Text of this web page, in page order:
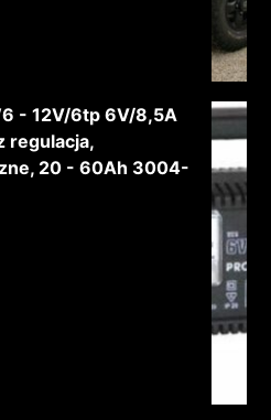
- 12V/6tp 6V/8,5A
regulacja,
20 - 60Ah 3004-